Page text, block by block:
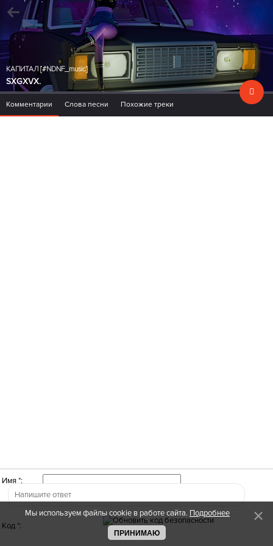
КАПИТАЛ [#NDNF_music]
SXGXVX.
Комментарии Слова песни Похожие треки
Имя *:
Код *:
Мы используем файлы cookie в работе сайта. Подробнее
ПРИНИМАЮ